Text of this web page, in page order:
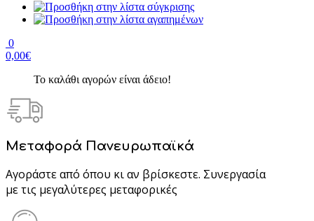
0
0,00€
Το καλάθι αγορών είναι άδειο!
Μεταφορά Πανευρωπαϊκά
Αγοράστε από όπου κι αν βρίσκεστε. Συνεργασία
με τις μεγαλύτερες μεταφορικές